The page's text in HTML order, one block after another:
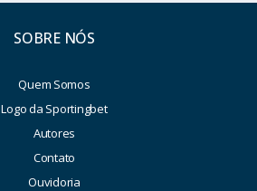
SOBRE NÓS
Quem Somos
Logo da Sportingbet
Autores
Contato
Ouvidoria